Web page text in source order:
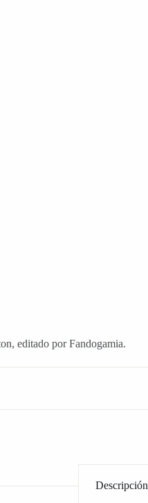
editado por Fandogamia.
Descripción